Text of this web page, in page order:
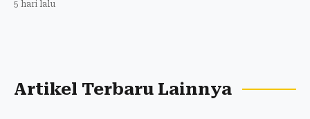
5 hari lalu
Artikel Terbaru Lainnya